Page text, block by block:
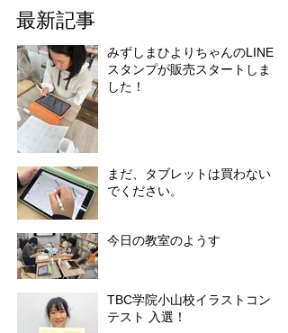
最新記事
みずしまひよりちゃんのLINE
スタンプが販売スタートしま
した！
まだ、タブレットは買わない
でください。
今日の教室のようす
TBC学院小山校イラストコン
テスト 入選！